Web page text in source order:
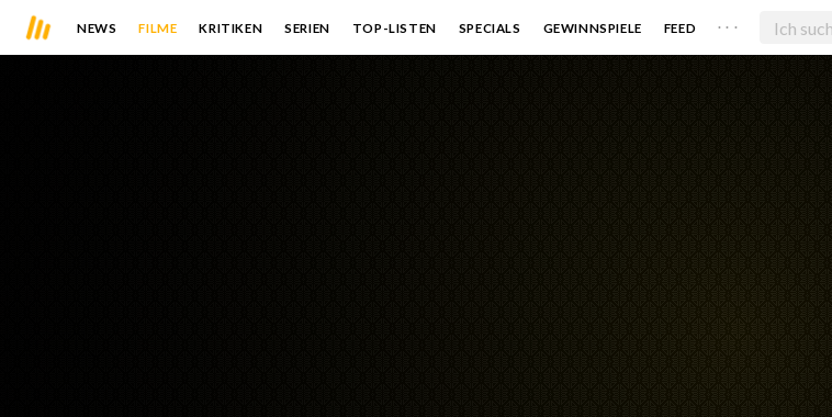
NEWS FILME KRITIKEN SERIEN TOP-LISTEN SPECIALS GEWINNSPIELE FEED . . .